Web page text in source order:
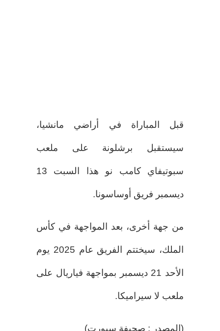
قبل المباراة في أراضي مانشيا،
سيستقبل برشلونة على ملعب
سبوتيفاي كامب نو هذا السبت 13
ديسمبر فريق أوساسونا.
من جهة أخرى، بعد المواجهة في كأس
الملك، سيختتم الفريق عام 2025 يوم
الأحد 21 ديسمبر بمواجهة فياريال على
ملعب لا سيراميكا.
(المصدر : صحيفة سبورت)